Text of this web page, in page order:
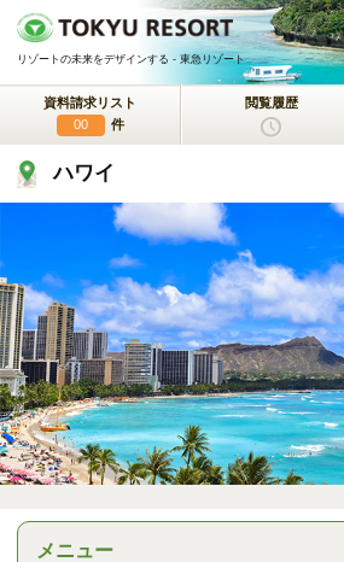
リゾートの未来をデザインする - 東急リゾート
資料請求リスト
00
件
閲覧履歴
ハワイ
メニュー
買いたい
新規・新築マンション
ラクサージュ
東急リゾートの新築一戸建てブランド
東急ハーヴェストクラブ
会員制リゾートホテル
ホテルコンドミニアム
所有するリゾートから
活用するリゾートへ
事業用不動産サービス